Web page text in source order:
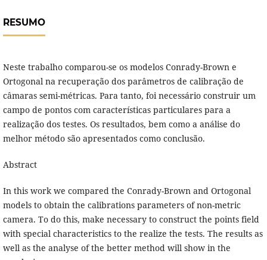
RESUMO
Neste trabalho comparou-se os modelos Conrady-Brown e
Ortogonal na recuperação dos parâmetros de calibração de
câmaras semi-métricas. Para tanto, foi necessário construir um
campo de pontos com características particulares para a
realização dos testes. Os resultados, bem como a análise do
melhor método são apresentados como conclusão.
Abstract
In this work we compared the Conrady-Brown and Ortogonal
models to obtain the calibrations parameters of non-metric
camera. To do this, make necessary to construct the points field
with special characteristics to the realize the tests. The results as
well as the analyse of the better method will show in the